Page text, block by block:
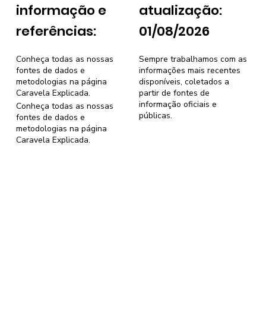
informação e
referências:
atualização:
01/08/2026
Sempre trabalhamos com as
informações mais recentes
disponíveis, coletados a
partir de fontes de
informação oficiais e
públicas.
Conheça todas as nossas
fontes de dados e
metodologias na página
Caravela Explicada.
Conheça todas as nossas
fontes de dados e
metodologias na página
Caravela Explicada.